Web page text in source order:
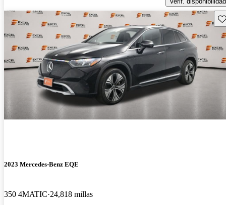
2023 Mercedes-Benz EQE
350 4MATIC 24,818 millas